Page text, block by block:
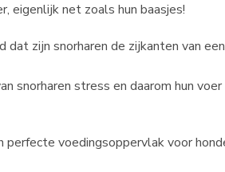
eigenlijk net zoals hun baasjes!
zijn snorharen de zijkanten van
stress en daarom hun
voedingsoppervlak voor